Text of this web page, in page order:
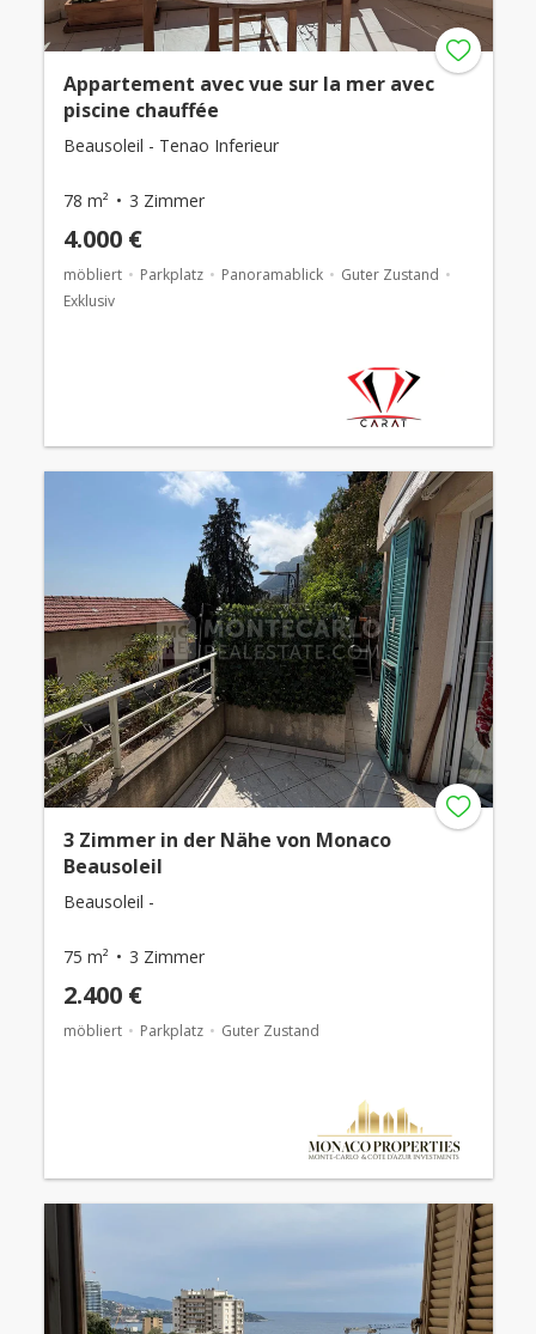
Appartement avec vue sur la mer avec
piscine chauffée
Beausoleil - Tenao Inferieur
78 m² 3 Zimmer
4.000 €
möbliert Parkplatz Panoramablick
Guter Zustand
Exklusiv
3 Zimmer in der Nähe von Monaco
Beausoleil
Beausoleil -
75 m² 3 Zimmer
2.400 €
möbliert Parkplatz Guter Zustand